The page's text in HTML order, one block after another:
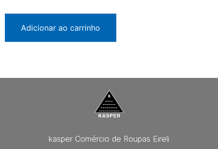
Adicionar ao carrinho
kasper Comércio de Roupas Eireli